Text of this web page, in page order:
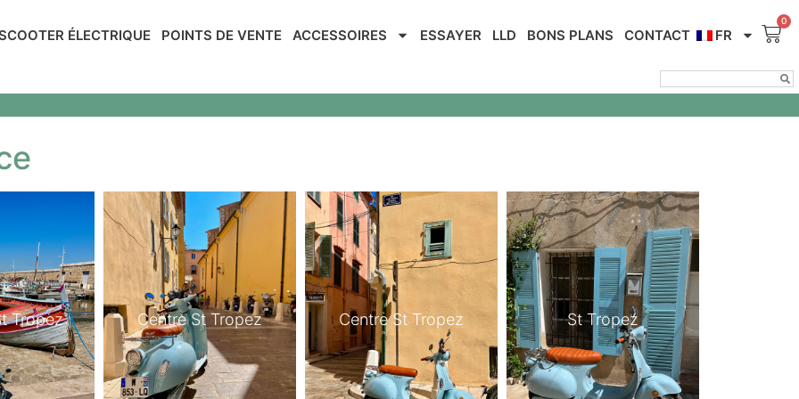
ÉLECTRIQUE POINTS DE VENTE ACCESSOIRES ESSAYER LLD BONS PLANS CONTACT FR
Tropez Centre St Tropez Centre St Tropez St Tropez